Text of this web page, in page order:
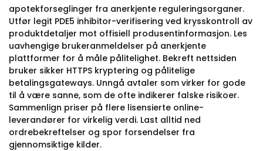
apotekforseglinger fra anerkjente reguleringsorganer.
Utfør legit PDE5 inhibitor-verifisering ved krysskontroll av
produktdetaljer mot offisiell produsentinformasjon. Les
uavhengige brukeranmeldelser på anerkjente
plattformer for å måle pålitelighet. Bekreft nettsiden
bruker sikker HTTPS kryptering og pålitelige
betalingsgateways. Unngå avtaler som virker for gode
til å være sanne, som de ofte indikerer falske risikoer.
Sammenlign priser på flere lisensierte online-
leverandører for virkelig verdi. Last alltid ned
ordrebekreftelser og spor forsendelser fra
gjennomsiktige kilder.